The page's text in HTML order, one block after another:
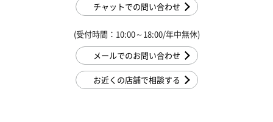
チャットでの問い合わせ
(受付時間：10:00～18:00/年中無休)
メールでのお問い合わせ
お近くの店舗で相談する